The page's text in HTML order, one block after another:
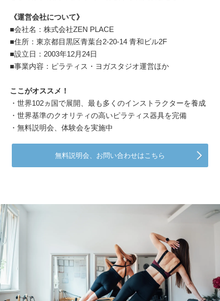
《運営会社について》
■会社名：株式会社ZEN PLACE
■住所：東京都目黒区青葉台2-20-14 青和ビル2F
■設立日：2003年12月24日
■事業内容：ピラティス・ヨガスタジオ運営ほか
ここがオススメ！
・世界102ヵ国で展開、最も多くのインストラクターを養成
・世界基準のクオリティの高いピラティス器具を完備
・無料説明会、体験会を実施中
無料説明会、お問い合わせはこちら